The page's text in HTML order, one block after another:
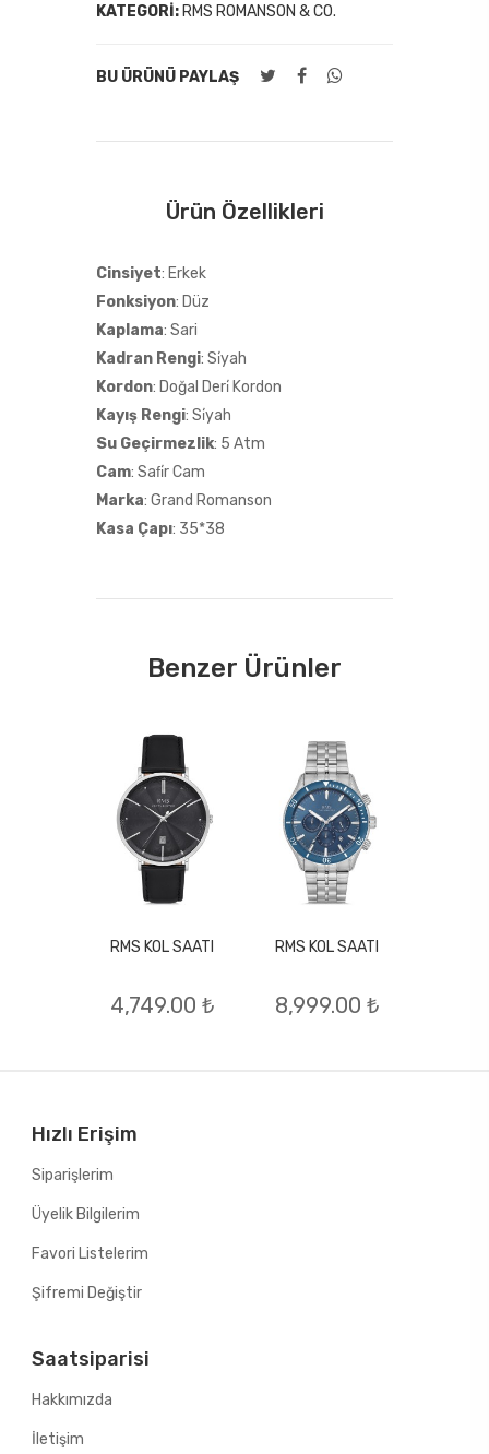
KATEGORI: RMS ROMANSON & CO.
BU ÜRÜNÜ PAYLAŞ
Ürün Özellikleri
Cinsiyet: Erkek
Fonksiyon: Düz
Kaplama: Sari
Kadran Rengi: Si̇yah
Kordon: Doğal Deri̇ Kordon
Kayış Rengi: Si̇yah
Su Geçirmezlik: 5 Atm
Cam: Safi̇r Cam
Marka: Grand Romanson
Kasa Çapı: 35*38
Benzer Ürünler
RMS KOL SAATI
4,749.00 ₺
RMS KOL SAATI
8,999.00 ₺
Hızlı Erişim
Siparişlerim
Üyelik Bilgilerim
Favori Listelerim
Şifremi Değiştir
Saatsiparisi
Hakkımızda
İletişim